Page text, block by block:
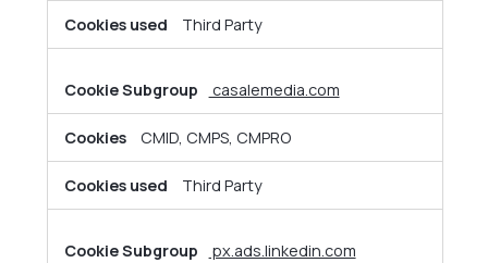
Third Party
casalemedia.com
CMID, CMPS, CMPRO
Third Party
px.ads.linkedin.com